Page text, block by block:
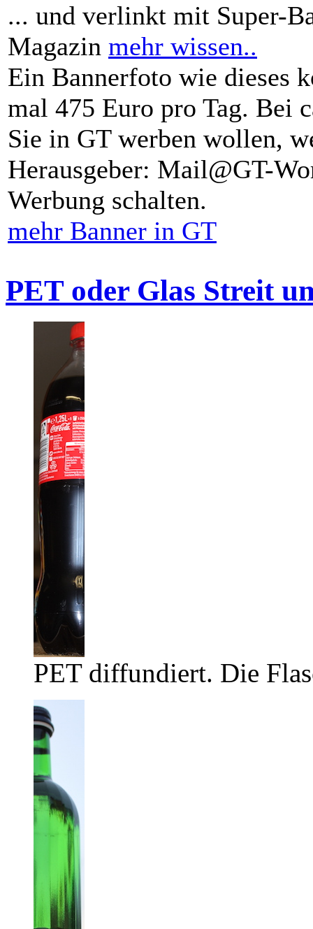
... und verlinkt mit Super-
Magazin mehr wissen..
Ein Bannerfoto wie dieses
mal 475 Euro pro Tag. Bei
Sie in GT werben wollen,
Herausgeber: Mail@GT-
Werbung schalten.
mehr Banner in GT
PET oder Glas Streit
PET diffundiert. Die